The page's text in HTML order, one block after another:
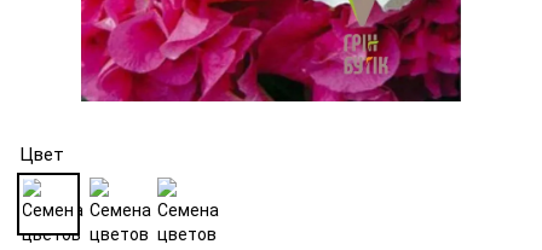
Цвет